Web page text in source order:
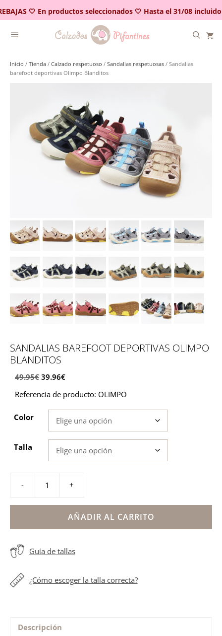
🤍 En productos seleccionados 🤍 Hasta el 31/08 incluido
al
contenido
Inicio / Tienda / Calzado respetuoso / Sandalias respetuosas / Sandalias
barefoot deportivas Olimpo Blanditos
SANDALIAS BAREFOOT DEPORTIVAS OLIMPO
BLANDITOS
49.95€ El
original
era:
49.95€.
39.96€El
es:
39.96€.
Referencia de producto: OLIMPO
Color
Talla
-
barefoot
deportivas
Olimpo
+
AÑADIR AL CARRITO
Guía de tallas
¿Cómo escoger la talla correcta?
Descripción